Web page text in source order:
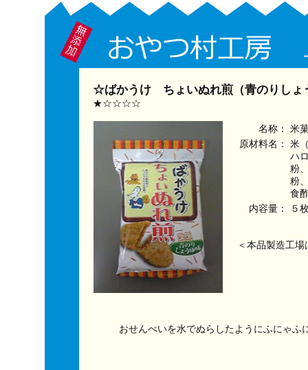
☆ばかうけ ちょいぬれ煎（青のり
★☆☆☆☆
名称：
米
原材料名：
米
ハ
粉
粉
食
内容量：
５
＜本品製造工
おせんべいを水でぬらしたようにふにゃふ